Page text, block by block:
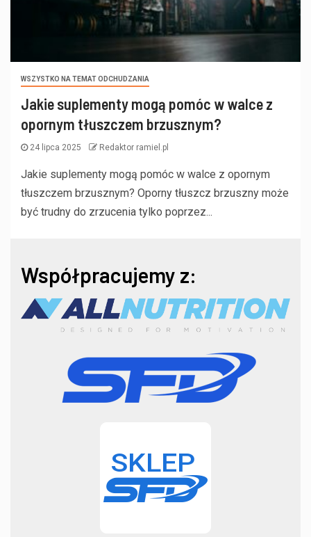
WSZYSTKO NA TEMAT ODCHUDZANIA
Jakie suplementy mogą pomóc w walce z
opornym tłuszczem brzusznym?
24 lipca 2025 Redaktor ramiel.pl
Jakie suplementy mogą pomóc w walce z opornym
tłuszczem brzusznym? Oporny tłuszcz brzuszny może
być trudny do zrzucenia tylko poprzez...
Współpracujemy z: